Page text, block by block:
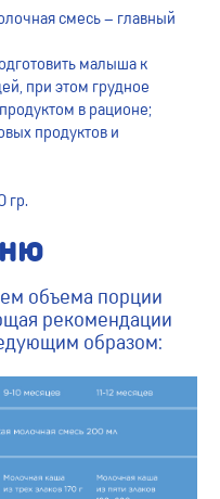
смесь – главный
малыша к
при этом грудное
в рационе;
продуктов и
гр.
объема порции
рекомендации
образом: